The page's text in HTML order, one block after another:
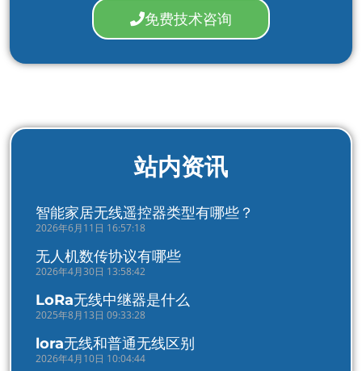
免费技术咨询
站内资讯
智能家居无线遥控器类型有哪些？
2026年6月11日 16:57:18
无人机数传协议有哪些
2026年4月30日 13:58:42
LoRa无线中继器是什么
2025年8月13日 09:33:28
lora无线和普通无线区别
2026年4月10日 10:04:44